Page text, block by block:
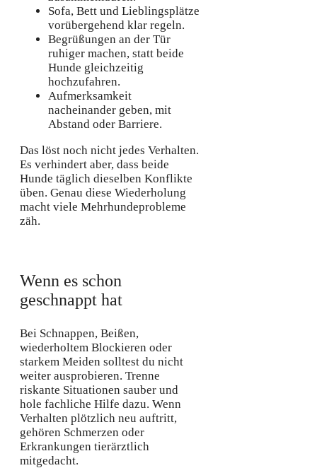
Sofa, Bett und Lieblingsplätze
vorübergehend klar regeln.
Begrüßungen an der Tür
ruhiger machen, statt beide
Hunde gleichzeitig
hochzufahren.
Aufmerksamkeit
nacheinander geben, mit
Abstand oder Barriere.
Das löst noch nicht jedes Verhalten.
Es verhindert aber, dass beide
Hunde täglich dieselben Konflikte
üben. Genau diese Wiederholung
macht viele Mehrhundeprobleme
zäh.
Wenn es schon
geschnappt hat
Bei Schnappen, Beißen,
wiederholtem Blockieren oder
starkem Meiden solltest du nicht
weiter ausprobieren. Trenne
riskante Situationen sauber und
hole fachliche Hilfe dazu. Wenn
Verhalten plötzlich neu auftritt,
gehören Schmerzen oder
Erkrankungen tierärztlich
mitgedacht.